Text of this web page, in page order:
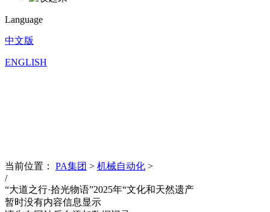
Language
中文版
ENGLISH
当前位置： PA集团 > 机械自动化 >
/
“大道之行·拾光物语”2025年“文化和天然遗产
暂时没有内容信息显示